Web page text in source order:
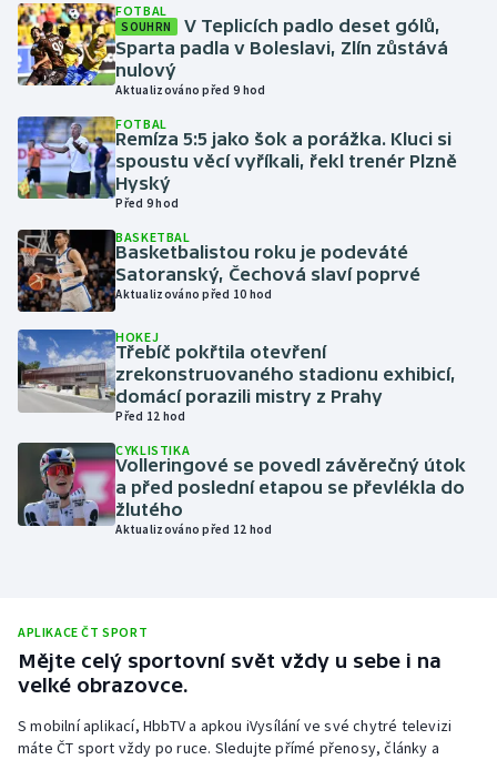
Jezdectví
Judo
Krasobruslení
Lezení
Lyže a snowboard
Moderní pětiboj
Motorsport
Olympijské hry
Parasport
Plavání
Rychlobruslení
FOTBAL
SOUHRN
V Teplicích padlo deset gólů,
Sparta padla v Boleslavi, Zlín zůstává
nulový
Aktualizováno před 9 hod
FOTBAL
Remíza 5:5 jako šok a porážka. Kluci si
spoustu věcí vyříkali, řekl trenér Plzně
Hyský
Před 9 hod
BASKETBAL
Basketbalistou roku je podeváté
Satoranský, Čechová slaví poprvé
Aktualizováno před 10 hod
HOKEJ
Třebíč pokřtila otevření
zrekonstruovaného stadionu exhibicí,
domácí porazili mistry z Prahy
Před 12 hod
CYKLISTIKA
Volleringové se povedl závěrečný útok
a před poslední etapou se převlékla do
žlutého
Aktualizováno před 12 hod
APLIKACE ČT SPORT
Mějte celý sportovní svět vždy u sebe i na
velké obrazovce.
S mobilní aplikací, HbbTV a apkou iVysílání ve své chytré televizi
máte ČT sport vždy po ruce. Sledujte přímé přenosy, články a